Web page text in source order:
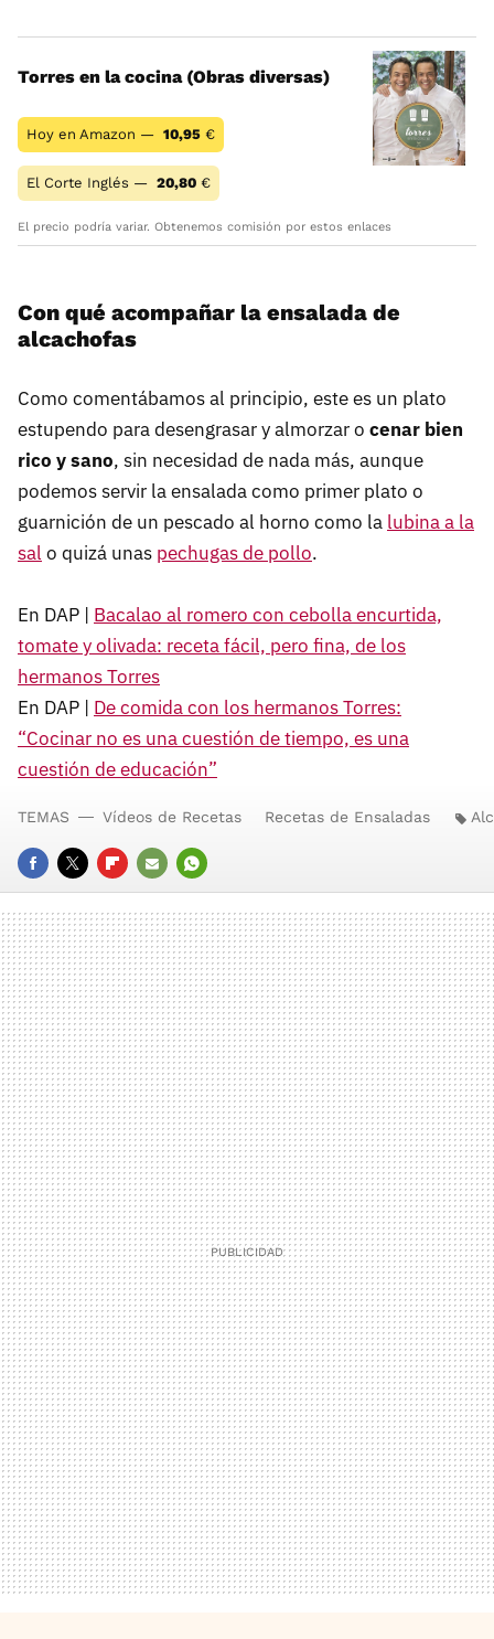
Torres en la cocina (Obras diversas)
Hoy en Amazon — 10,95 €
El Corte Inglés — 20,80 €
El precio podría variar. Obtenemos comisión por estos enlaces
Con qué acompañar la ensalada de
alcachofas
Como comentábamos al principio, este es un plato
estupendo para desengrasar y almorzar o cenar bien
rico y sano, sin necesidad de nada más, aunque
podemos servir la ensalada como primer plato o
guarnición de un pescado al horno como la lubina a la
salo quizá unas pechugas de pollo.
En DAP | Bacalao al romero con cebolla encurtida,
tomate y olivada: receta fácil, pero fina, de los
hermanos Torres
En DAP | De comida con los hermanos Torres:
“Cocinar no es una cuestión de tiempo, es una
cuestión de educación”
FACEBOOK
TWITTERFLIPBOARD
E-
MAIL
WHATSAPP
TEMAS Vídeos de Recetas Recetas de Ensaladas